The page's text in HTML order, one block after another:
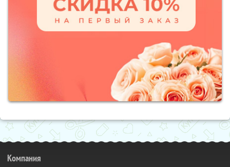
Компания